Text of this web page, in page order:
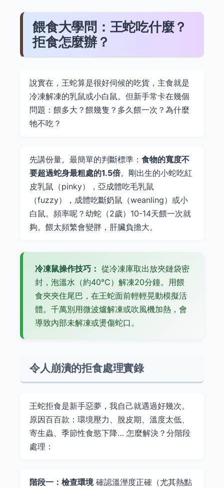
餵食大學問：王蛇吃什麼？
拒食怎麼辦？
說實在，王蛇算是很好伺候的吃貨，主食就是
冷凍解凍的乳鼠或小白鼠。但新手常卡在幾個
問題：餵多大？餵幾隻？多久餵一次？為什麼
牠不吃？
先講份量。最簡單的判斷標準：食物的寬度不
要超過蛇身最粗處的1.5倍。剛出生的小蛇吃紅
皮乳鼠（pinky），亞成體吃毛乳鼠
（fuzzy），成體吃斷奶鼠（weanling）或小
白鼠。頻率呢？幼蛇（2歲）10-14天餵一次就
夠。餵太頻繁會變胖，肝臟負擔大。
冷凍鼠操作技巧： 從冷凍庫取出放夾鏈袋密
封，泡溫水（約40°C）解凍20分鐘。用餵
食夾夾住尾巴，在王蛇面前輕輕晃動模擬活
體。千萬別用微波爐解凍或吹風機加熱，會
導致內部未解凍或燙傷蛇口。
令人崩潰的拒食處理實錄
王蛇拒食是新手惡夢，我自己就遇過好幾次。
原因百百款：環境壓力、脫皮期、溫度太低、
寄生蟲、季節性食慾下降… 怎麼解決？分階段
處理：
階段一：檢查環境確認溫溼度正確（尤其熱點